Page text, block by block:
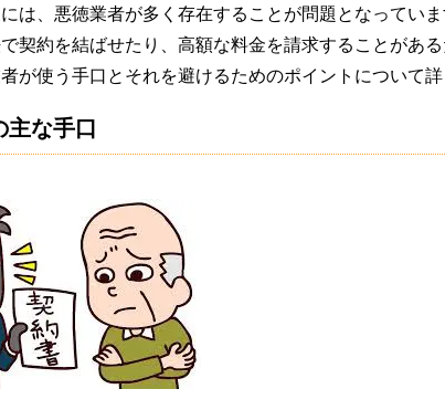
は、悪徳業者が多く存在することが問題となってい
契約を結ばせたり、高額な料金を請求することがあ
が使う手口とそれを避けるためのポイントについて詳
主な手口